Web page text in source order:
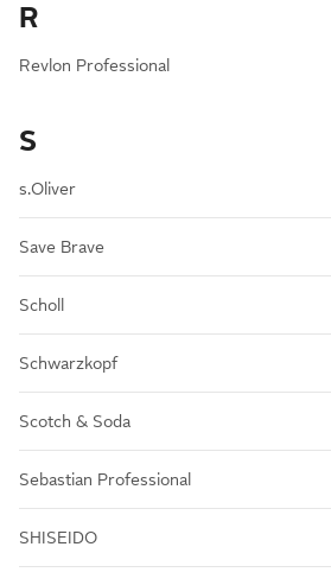
R
Revlon Professional
S
s.Oliver
Save Brave
Scholl
Schwarzkopf
Scotch & Soda
Sebastian Professional
SHISEIDO